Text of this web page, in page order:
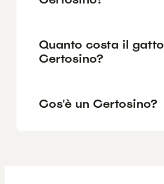
Quanto costa il gatto
Certosino?
Cos'è un Certosino?